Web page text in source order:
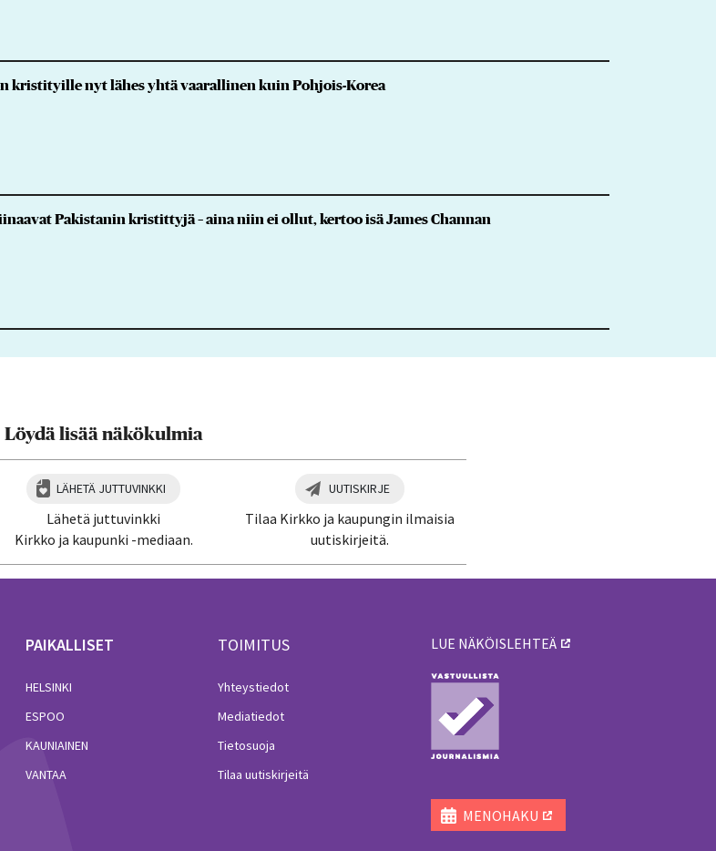
kristityille nyt lähes yhtä vaarallinen kuin Pohjois-Korea
Pakistanin kristittyjä – aina niin ei ollut, kertoo isä James Channan
Löydä lisää näkökulmia
LÄHETÄ JUTTUVINKKI
Lähetä juttuvinkki
Kirkko ja kaupunki -mediaan.
UUTISKIRJE
Tilaa Kirkko ja kaupungin ilmaisia
uutiskirjeitä.
PAIKALLISET
HELSINKI
ESPOO
KAUNIAINEN
VANTAA
TOIMITUS
Yhteystiedot
Mediatiedot
Tietosuoja
Tilaa uutiskirjeitä
LUE NÄKÖISLEHTEÄ
MENOHAKU